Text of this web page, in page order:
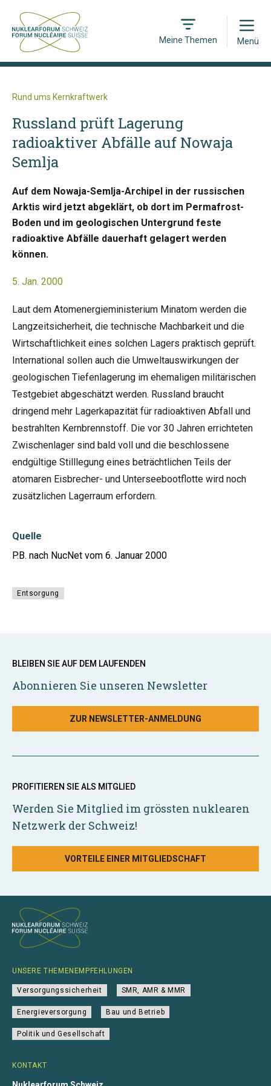
Meine Themen
Open
Menü
Rund ums Kernkraftwerk
Russland prüft Lagerung
radioaktiver Abfälle auf Nowaja
Semlja
Auf dem Nowaja-Semlja-Archipel in der russischen
Arktis wird jetzt abgeklärt, ob dort im Permafrost-
Boden und im geologischen Untergrund feste
radioaktive Abfälle dauerhaft gelagert werden
können.
5. Jan. 2000
Laut dem Atomenergieministerium Minatom werden die
Langzeitsicherheit, die technische Machbarkeit und die
Wirtschaftlichkeit eines solchen Lagers praktisch geprüft.
International sollen auch die Umweltauswirkungen der
geologischen Tiefenlagerung im ehemaligen militärischen
Testgebiet abgeschätzt werden. Russland braucht
dringend mehr Lagerkapazität für radioaktiven Abfall und
bestrahlten Kernbrennstoff. Die vor 30 Jahren errichteten
Zwischenlager sind bald voll und die beschlossene
endgültige Stilllegung eines beträchtlichen Teils der
atomaren Eisbrecher- und Unterseebootflotte wird noch
zusätzlichen Lagerraum erfordern.
Quelle
P.B. nach NucNet vom 6. Januar 2000
Entsorgung
BLEIBEN SIE AUF DEM LAUFENDEN
Abonnieren Sie unseren Newsletter
ZUR NEWSLETTER-ANMELDUNG
PROFITIEREN SIE ALS MITGLIED
Werden Sie Mitglied im grössten nuklearen
Netzwerk der Schweiz!
VORTEILE EINER MITGLIEDSCHAFT
KONTAKT
UNSERE THEMENEMPFEHLUNGEN
Versorgungssicherheit SMR, AMR & MMR
Energieversorgung Bau und Betrieb
Politik und Gesellschaft